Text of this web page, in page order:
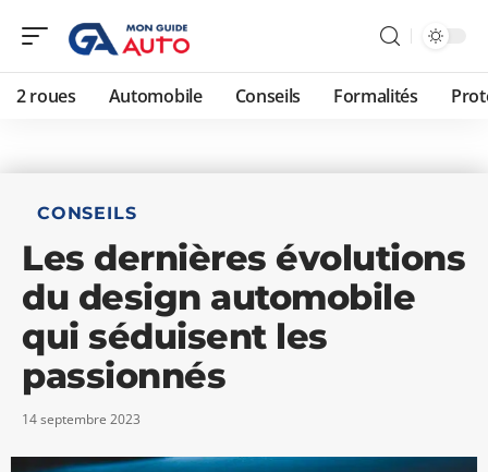
2 roues Automobile Conseils Formalités
CONSEILS
Les dernières évolutions
du design automobile
qui séduisent les
passionnés
14 septembre 2023